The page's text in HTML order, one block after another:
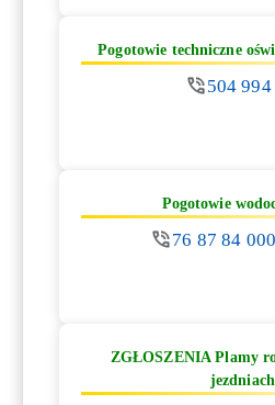
Pogotowie techniczne
504
Pogotowie
76 87 84
ZGŁOSZENIA Plamy